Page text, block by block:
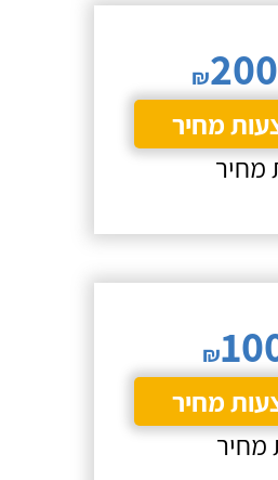
₪
מחיר
₪
מחיר